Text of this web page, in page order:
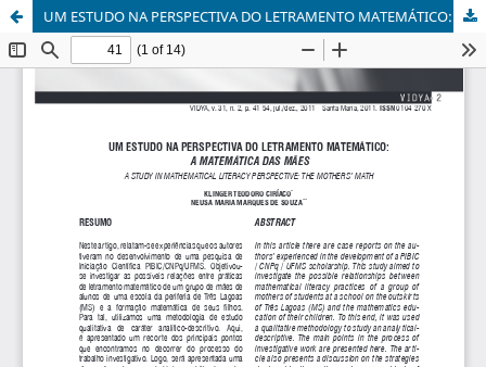
UM ESTUDO NA PERSPECTIVA DO LETRAMENTO MATEMÁTICO: A MATEMÁTICA DAS MÃES